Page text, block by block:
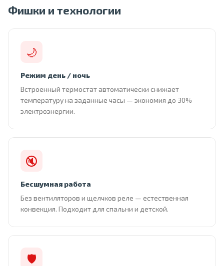
Фишки и технологии
🌙
Режим день / ночь
Встроенный термостат автоматически снижает
температуру на заданные часы — экономия до 30%
электроэнергии.
🔇
Бесшумная работа
Без вентиляторов и щелчков реле — естественная
конвекция. Подходит для спальни и детской.
🛡